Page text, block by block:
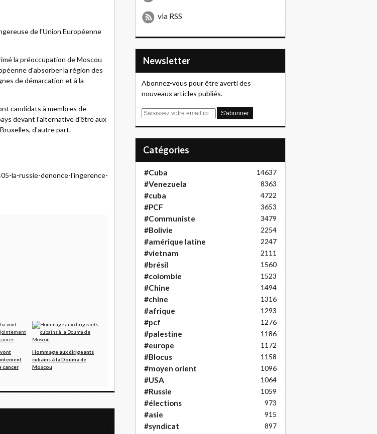
de l'Union Européenne
la préoccupation de Moscou
d'absorber la région des
de démarcation et à la
candidats à membres de
devant l'alternative d'être aux
d'autre part.
la-russie-denonce-l'ingerence-
vont
cancer
Hommage aux dirigeants
cubains à la Douma de
Moscou
via RSS
Newsletter
Abonnez-vous pour être averti des
nouveaux articles publiés.
E
Catégories
#Cuba 14637
#Venezuela 8363
#cuba 4722
#PCF 3653
#Communiste 3479
#Bolivie 2254
#amérique latine 2247
#vietnam 2111
#brésil 1560
#colombie 1523
#Chine 1494
#chine 1316
#afrique 1293
#pcf 1276
#palestine 1186
#europe 1172
#Blocus 1158
#moyen orient 1096
#USA 1064
#Russie 1059
#élections 973
#asie 915
#syndicat 897